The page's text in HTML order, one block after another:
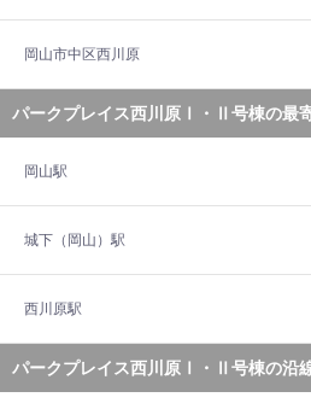
岡山市中区西川原
パークプレイス西川原Ⅰ・Ⅱ号棟の最
岡山駅
城下（岡山）駅
西川原駅
パークプレイス西川原Ⅰ・Ⅱ号棟の沿